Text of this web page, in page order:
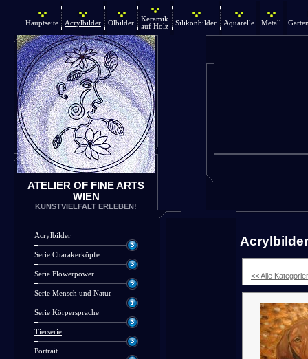
Hauptseite Acrylbilder Ölbilder
Keramik
auf Holz
Silikonbilder Aquarelle Metall
ATELIER OF FINE ARTS
WIEN
KUNSTVIELFALT ERLEBEN!
Acrylbilder
Serie Charakerköpfe
Serie Flowerpower
Serie Mensch und Natur
Serie Körpersprache
Tierserie
Portrait
Acrylbilder
<< Alle